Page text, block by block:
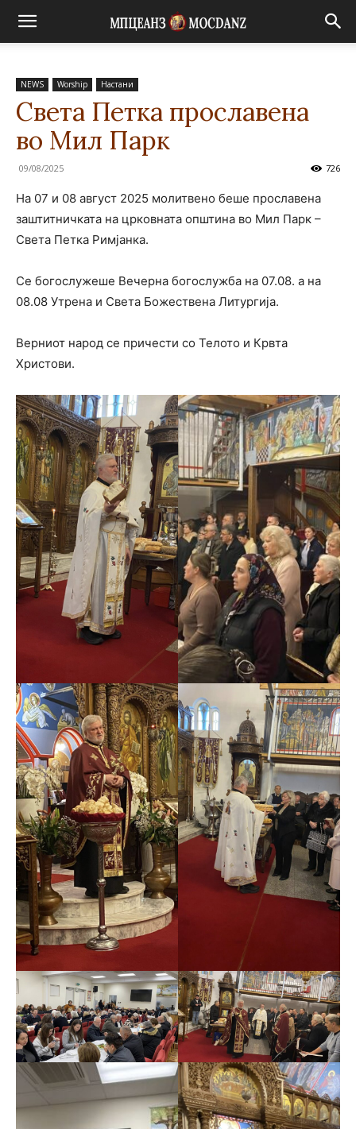
NEWS Worship Настани
Света Петка прославена
во Мил Парк
09/08/2025 726
На 07 и 08 август 2025 молитвено беше прославена
заштитничката на црковната општина во Мил Парк –
Света Петка Римјанка.
Се богослужеше Вечерна богослужба на 07.08. а на
08.08 Утрена и Света Божествена Литургија.
Верниот народ се причести со Телото и Крвта
Христови.